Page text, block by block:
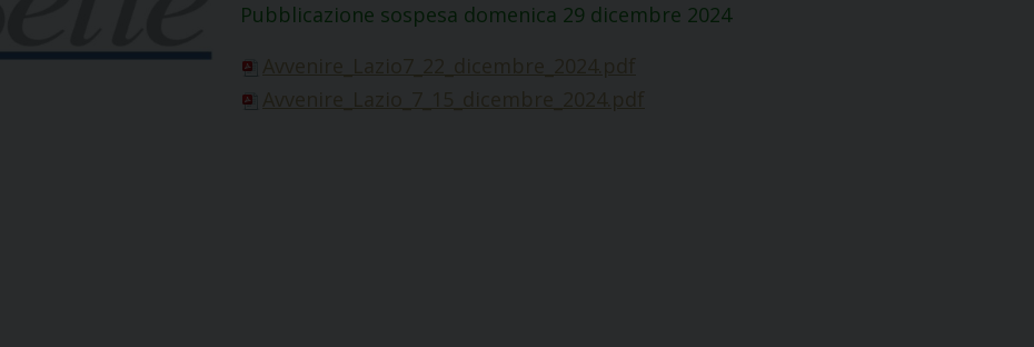
Pubblicazione sospesa domenica 29 dicembre 2024
Avvenire_Lazio7_22_dicembre_2024.pdf
Avvenire_Lazio_7_15_dicembre_2024.pdf